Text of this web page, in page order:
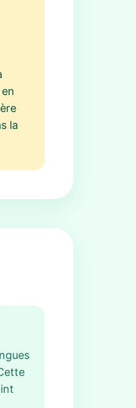
la